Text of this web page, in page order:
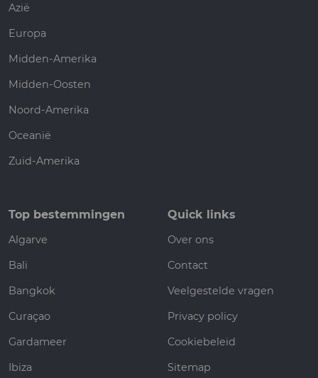
Azië
Europa
Midden-Amerika
Midden-Oosten
Noord-Amerika
Oceanië
Zuid-Amerika
Top bestemmingen
Algarve
Bali
Bangkok
Curaçao
Gardameer
Ibiza
Quick links
Over ons
Contact
Veelgestelde vragen
Privacy policy
Cookiebeleid
Sitemap